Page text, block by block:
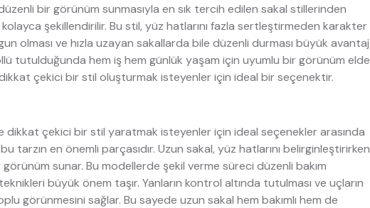
bir görünüm sunmasıyla en sık tercih edilen sakal stillerinden
şekillendirilir. Bu stil, yüz hatlarını fazla sertleştirmeden karakter
olması ve hızla uzayan sakallarda bile düzenli durması büyük avantaj
tutulduğunda hem iş hem günlük yaşam için uyumlu bir görünüm elde
dikkat çekici bir stil oluşturmak isteyenler için ideal bir seçenektir.
dikkat çekici bir stil yaratmak isteyenler için ideal seçenekler arasında
bu tarzın en önemli parçasıdır. Uzun sakal, yüz hatlarını belirginleştirirken
sunar. Bu modellerde şekil verme süreci düzenli bakım
büyük önem taşır. Yanların kontrol altında tutulması ve uçların
görünmesini sağlar. Bu sayede uzun sakal hem bakımlı hem de